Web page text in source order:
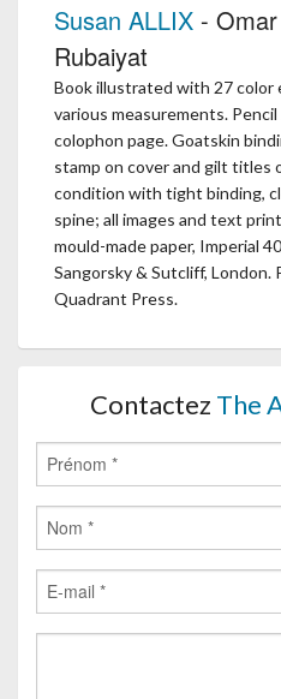
Susan ALLIX -
Rubaiyat
Book illustrated with 27 color
various measurements.
colophon page. Goatskin
stamp on cover and gilt titles
condition with tight binding,
spine; all images and text
mould-made paper, Imperial
Sangorsky & Sutcliff,
Quadrant Press.
Contactez The